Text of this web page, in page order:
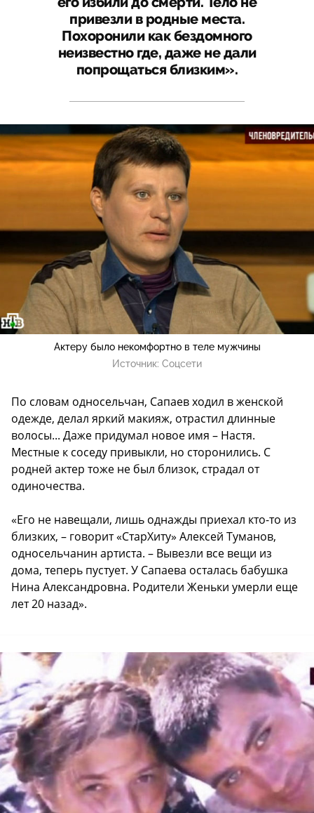
привезли в родные места.
Похоронили как бездомного
неизвестно где, даже не дали
попрощаться близким».
Актеру было некомфортно в теле мужчины
Источник: Соцсети
По словам односельчан, Сапаев ходил в женской
одежде, делал яркий макияж, отрастил длинные
волосы... Даже придумал новое имя – Настя.
Местные к соседу привыкли, но сторонились. С
родней актер тоже не был близок, страдал от
одиночества.
«Его не навещали, лишь однажды приехал кто-то из
близких, – говорит «СтарХиту» Алексей Туманов,
односельчанин артиста. – Вывезли все вещи из
дома, теперь пустует. У Сапаева осталась бабушка
Нина Александровна. Родители Женьки умерли еще
лет 20 назад».